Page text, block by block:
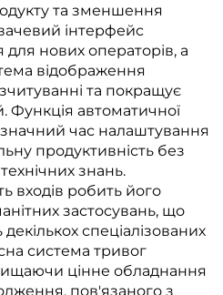
та зменшення
інтерфейс
нових операторів, а
відображення
та покращує
Функція автоматичної
час налаштування
продуктивність без
знань.
входів робить його
застосувань, що
спеціалізованих
система тривог
цінне обладнання
пов'язаного з